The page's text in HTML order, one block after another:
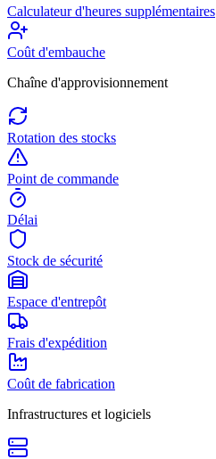
Calculateur d'heures supplémentaires
Coût d'embauche
Chaîne d'approvisionnement
Rotation des stocks
Point de commande
Délai
Stock de sécurité
Espace d'entrepôt
Frais d'expédition
Coût de fabrication
Infrastructures et logiciels